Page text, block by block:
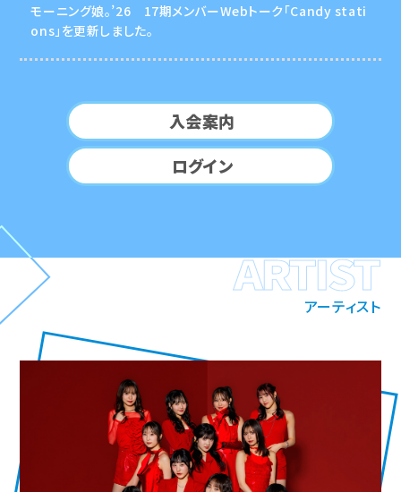
モーニング娘。’26 17期メンバーWebトーク「Candy stati
ons」を更新しました。
入会案内
ログイン
ARTIST
アーティスト